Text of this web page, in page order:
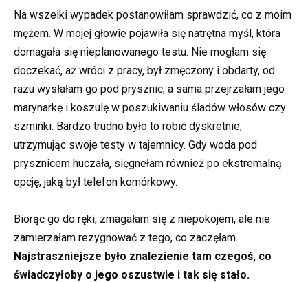
Na wszelki wypadek postanowiłam sprawdzić, co z moim
mężem. W mojej głowie pojawiła się natrętna myśl, która
domagała się nieplanowanego testu. Nie mogłam się
doczekać, aż wróci z pracy, był zmęczony i obdarty, od
razu wysłałam go pod prysznic, a sama przejrzałam jego
marynarkę i koszulę w poszukiwaniu śladów włosów czy
szminki. Bardzo trudno było to robić dyskretnie,
utrzymując swoje testy w tajemnicy. Gdy woda pod
prysznicem huczała, sięgnełam również po ekstremalną
opcję, jaką był telefon komórkowy.
Biorąc go do ręki, zmagałam się z niepokojem, ale nie
zamierzałam rezygnować z tego, co zaczęłam.
Najstraszniejsze było znalezienie tam czegoś, co
świadczyłoby o jego oszustwie i tak się stało.